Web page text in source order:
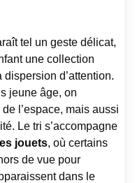
tel un geste délicat,
une collection
d’attention.
jeune âge, on
l’espace, mais aussi
Le tri s’accompagne
jouets, où certains
de vue pour
dans le